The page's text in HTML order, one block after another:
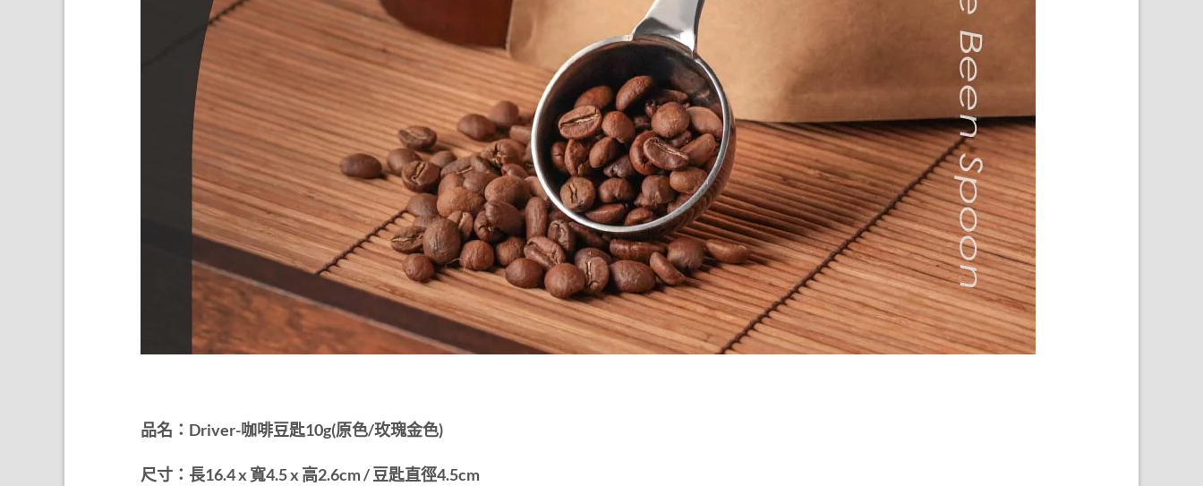
品名：Driver-咖啡豆匙10g(原色/玫瑰金色)
尺寸：長16.4 x 寬4.5 x 高2.6cm / 豆匙直徑4.5cm